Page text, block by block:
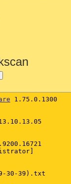
1.75.0.1300
30-39).txt